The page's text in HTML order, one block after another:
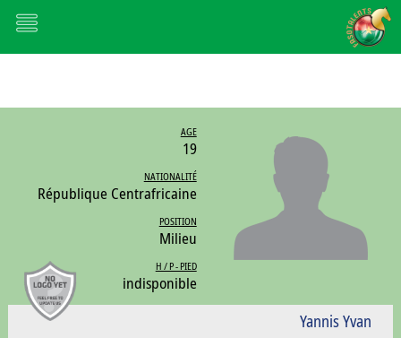
AGE
19
NATIONALITÉ
République Centrafricaine
POSITION
Milieu
H / P - PIED
indisponible
Yannis Yvan